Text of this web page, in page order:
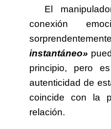
El
conexión
instantáneo»
principio, pero
autenticidad de
coincide con la
relación.